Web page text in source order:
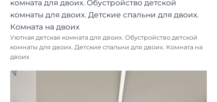
Уютная детская комната для двоих. Обустройство детской
комнаты для двоих. Детские спальни для двоих. Комната на
двоих